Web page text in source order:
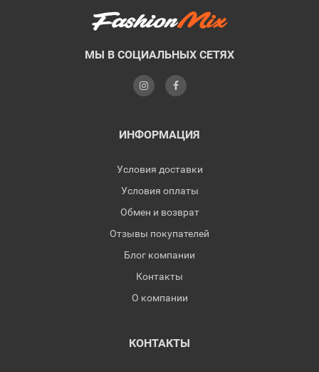
МЫ В СОЦИАЛЬНЫХ СЕТЯХ
ИНФОРМАЦИЯ
Условия доставки
Условия оплаты
Обмен и возврат
Отзывы покупателей
Блог компании
Контакты
О компании
КОНТАКТЫ